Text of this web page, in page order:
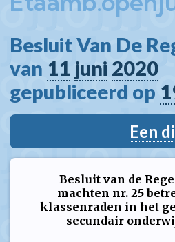
Besluit Van De
van 11 juni 2020
gepubliceerd op
Een
Besluit van de
machten nr. 25
klassenraden in het
secundair